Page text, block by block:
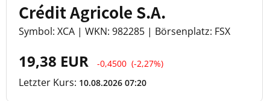
Crédit Agricole S.A.
Symbol: XCA | WKN: 982285 | Börsenplatz: FSX
19,38 EUR -0,4500 (-2,27%)
Letzter Kurs: 10.08.2026 07:20